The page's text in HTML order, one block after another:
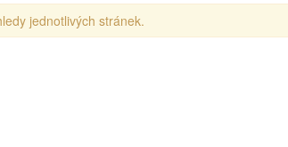
jednotlivých stránek.